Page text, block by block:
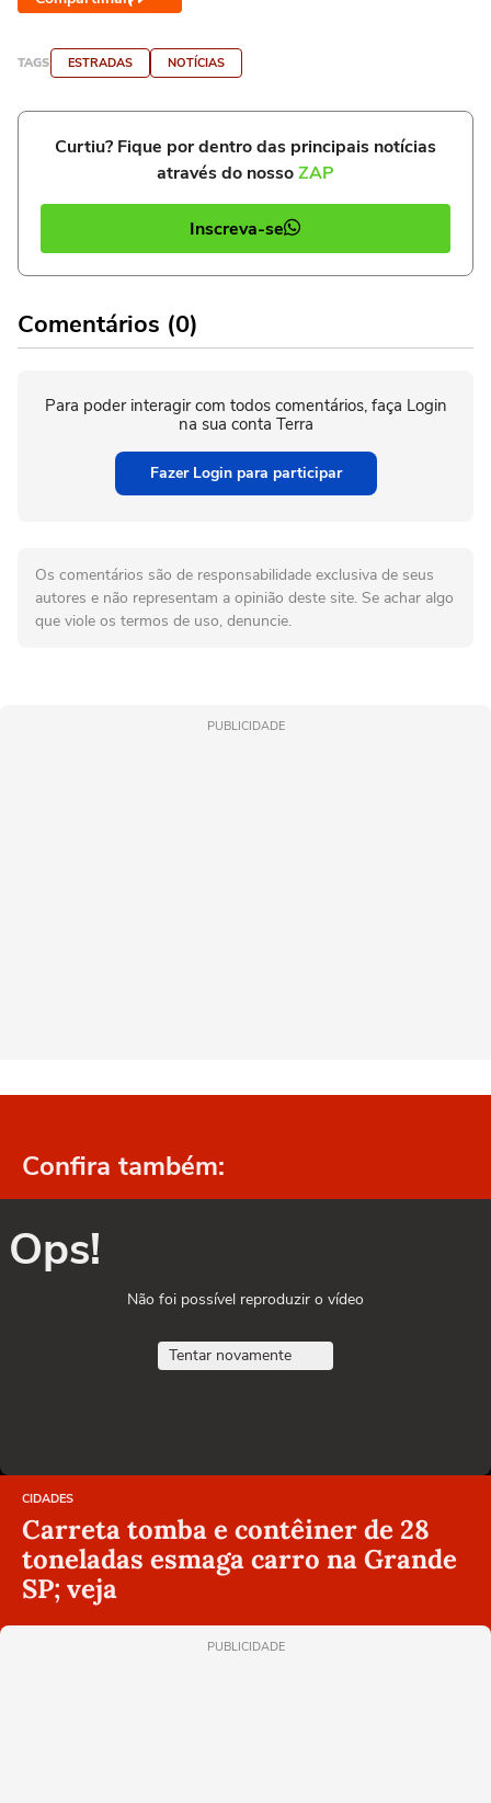
TAGS ESTRADAS NOTÍCIAS
Curtiu? Fique por dentro das principais notícias
através do nossoZAP
Inscreva-se
Comentários (0)
Para poder interagir com todos comentários, faça Login
na sua conta Terra
Fazer Login para participar
Os comentários são de responsabilidade exclusiva de seus
autores e não representam a opinião deste site. Se achar algo
que viole os termos de uso, denuncie.
PUBLICIDADE
Confira também:
Ops!
Não foi possível reproduzir o vídeo
Tentar novamente
CIDADES
Carreta tomba e contêiner de 28
toneladas esmaga carro na Grande
SP; veja
PUBLICIDADE